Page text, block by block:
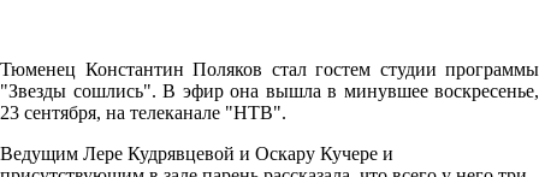
Тюменец Константин Поляков стал гостем студии программы
"Звезды сошлись". В эфир она вышла в минувшее воскресенье,
23 сентября, на телеканале "НТВ".
Ведущим Лере Кудрявцевой и Оскару Кучере и